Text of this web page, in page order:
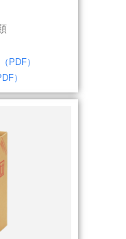
PDF）
）